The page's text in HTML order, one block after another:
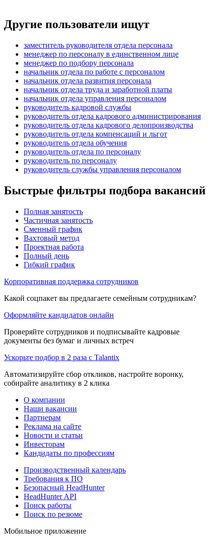
Другие пользователи ищут
заместитель руководителя отдела персонала
менеджер по персоналу в единственном лице
менеджер по подбору персонала
начальник отдела по работе с персоналом
начальник отдела развития персонала
начальник отдела труда и заработной платы
начальник отдела управления персоналом
руководитель кадровой службы
руководитель отдела кадрового администрирования
руководитель отдела кадрового делопроизводства
руководитель отдела компенсаций и льгот
руководитель отдела обучения
руководитель отдела по персоналу
руководитель по персоналу
руководитель службы управления персоналом
Быстрые фильтры подбора вакансий
Полная занятость
Частичная занятость
Сменный график
Вахтовый метод
Проектная работа
Полный день
Гибкий график
Корпоративная поддержка сотрудников
Какой соцпакет вы предлагаете семейным сотрудникам?
Оформляйте кандидатов онлайн
Проверяйте сотрудников и подписывайте кадровые
документы без бумаг и личных встреч
Ускорьте подбор в 2 раза с Talantix
Автоматизируйте сбор откликов, настройте воронку,
собирайте аналитику в 2 клика
О компании
Наши вакансии
Партнерам
Реклама на сайте
Новости и статьи
Инвесторам
Кандидаты по профессиям
Производственный календарь
Требования к ПО
Безопасный HeadHunter
HeadHunter API
Поиск работы
Поиск по резюме
Мобильное приложение